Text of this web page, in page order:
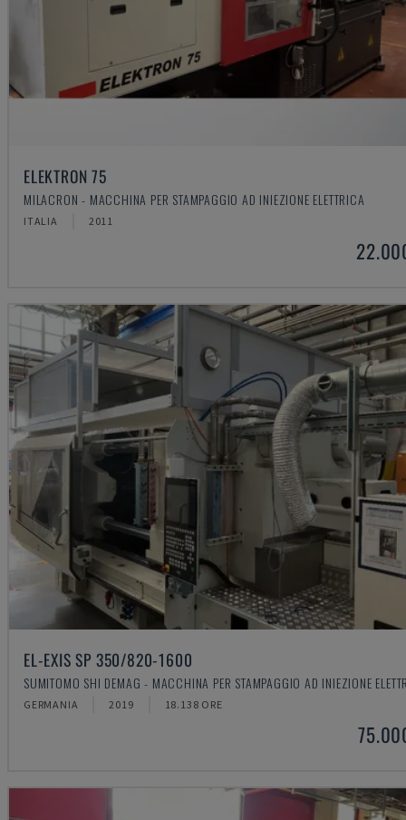
ELEKTRON 75
MILACRON - MACCHINA PER STAMPAGGIO AD INIEZIONE ELETTRICA
ITALIA 2011
EL-EXIS SP 350/820-1600
SUMITOMO SHI DEMAG - MACCHINA PER STAMPAGGIO AD INIEZIONE
GERMANIA 2019 18.138 ORE